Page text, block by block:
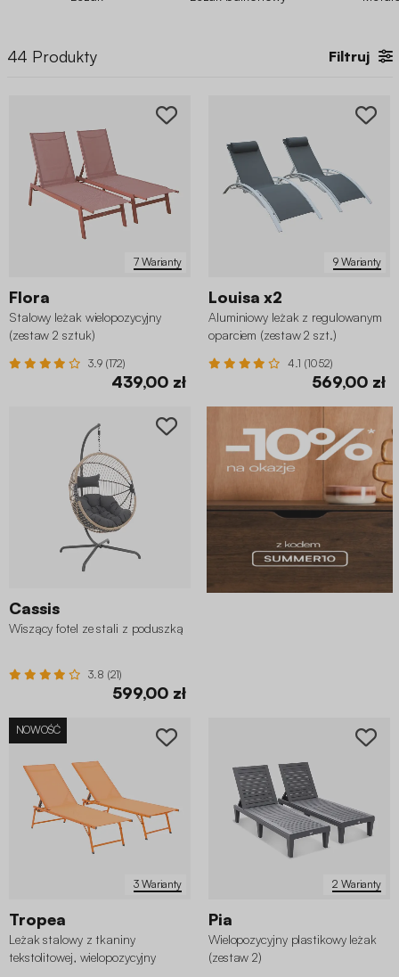
44 Produkty Filtruj
7 Warianty
Flora
Stalowy leżak wielopozycyjny
(zestaw 2 sztuk)
3.9 (172)
439,00 zł
9 Warianty
Louisa x2
Aluminiowy leżak z regulowanym
oparciem (zestaw 2 szt.)
4.1 (1052)
569,00 zł
Cassis
Wiszący fotel ze stali z poduszką
3.8 (21)
599,00 zł
3 Warianty
NOWOŚĆ
Tropea
Leżak stalowy z tkaniny
tekstolitowej, wielopozycyjny
2 Warianty
Pia
Wielopozycyjny plastikowy leżak
(zestaw 2)